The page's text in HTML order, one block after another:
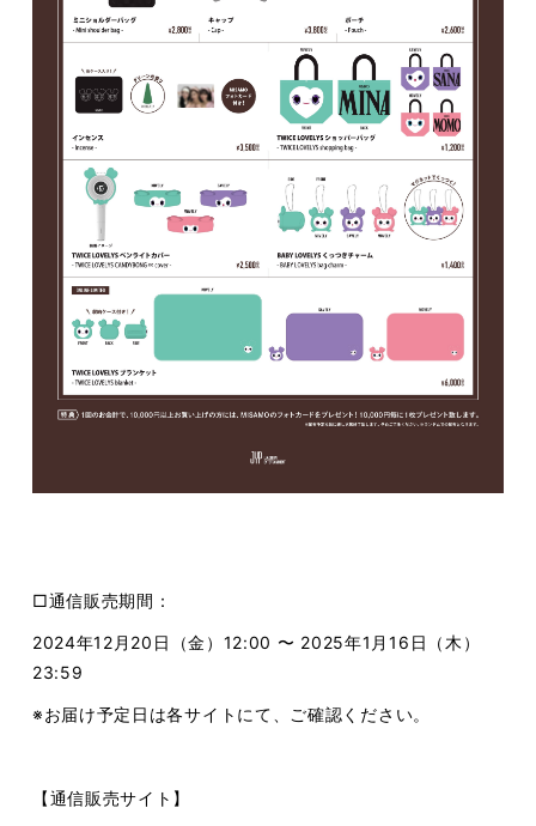
□通信販売期間：
2024年12月20日（金）12:00 〜 2025年1月16日（木）
23:59
※お届け予定日は各サイトにて、ご確認ください。
【通信販売サイト】